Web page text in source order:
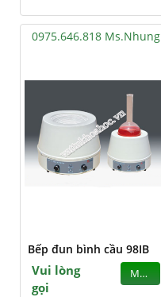
0975.646.818 Ms.Nhung
Bếp đun bình cầu 98IB
Vui lòng
gọi
MUA